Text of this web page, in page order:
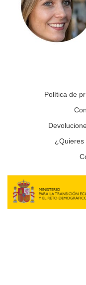
Política de
¿Quieres